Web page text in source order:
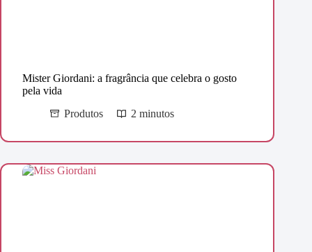
Mister Giordani: a fragrância que celebra o gosto
pela vida
Produtos
2 minutos